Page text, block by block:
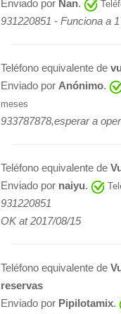
Enviado por Nan.
931220851 - Funciona a
Teléfono equivalente de
Enviado por Anónimo.
meses
933787878,esperar a
Teléfono equivalente de
Enviado por naiyu.
931220851
OK at 2017/08/15
Teléfono equivalente de
reservas
Enviado por Pipilotamix.